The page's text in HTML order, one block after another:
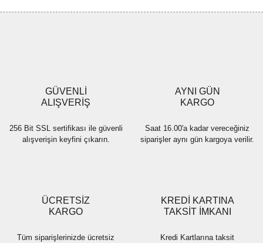
Ürün fiyatı diğer sitelerden daha pahalı.
Bu ürüne benzer farklı alternatifler olmalı.
GÜVENLİ
ALIŞVERİŞ
256 Bit SSL sertifikası ile güvenli
alışverişin keyfini çıkarın.
AYNI GÜN
KARGO
Saat 16.00'a kadar vereceğiniz
siparişler aynı gün kargoya verilir.
ÜCRETSİZ
KARGO
Tüm siparişlerinizde ücretsiz
KREDİ KARTINA
TAKSİT İMKANI
Kredi Kartlarına taksit